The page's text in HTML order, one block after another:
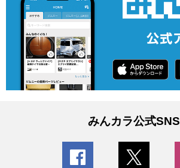
みんカラ公式SNS